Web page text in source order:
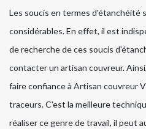
Les soucis en termes d'étanchéité
considérables. En effet, il est
de recherche de ces soucis
contacter un artisan couvreur.
faire confiance à Artisan couvreur
traceurs. C'est la meilleure
réaliser ce genre de travail, il peut